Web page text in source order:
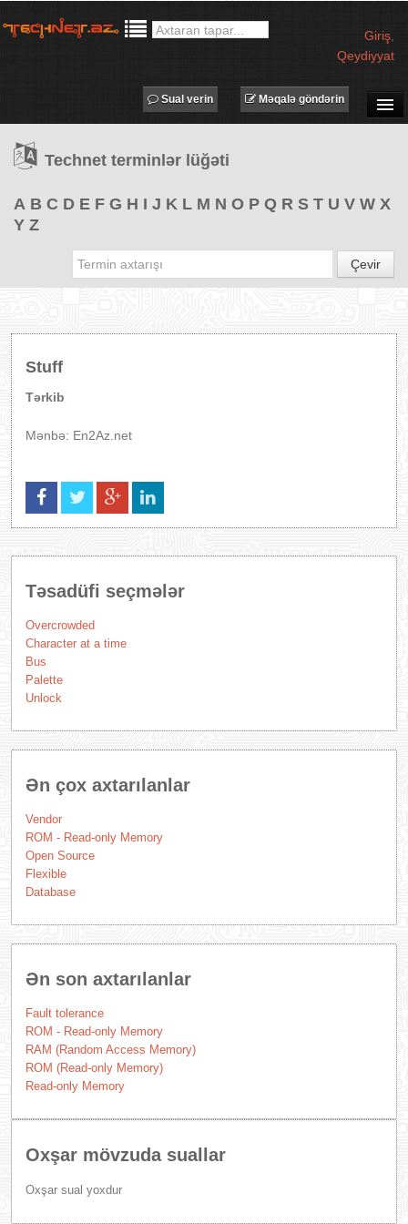
Giriş
Qeydiyyat
TƏDBİRLƏR
PROQRAMLAR
Məqalə göndərin
Sual verin
Technet terminlər lüğəti
A B C D E F G H I J K L M N O P Q R S T U V W X
Y Z
Çevir
Stuff
Tərkib
Mənbə: En2Az.net
Təsadüfi seçmələr
Overcrowded
Character at a time
Bus
Palette
Unlock
Ən çox axtarılanlar
Vendor
ROM - Read-only Memory
Open Source
Flexible
Database
Ən son axtarılanlar
Fault tolerance
ROM - Read-only Memory
RAM (Random Access Memory)
ROM (Read-only Memory)
Read-only Memory
Oxşar mövzuda suallar
Oxşar sual yoxdur